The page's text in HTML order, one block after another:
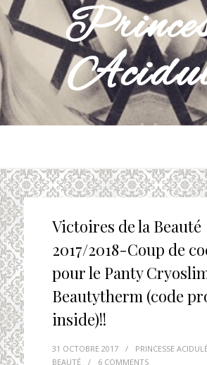
Victoires de la Beauté
2017/2018-Coup de
pour le Panty
Beautytherm (code
inside)!!
31 OCTOBRE 2017 / PRINCESSE
BEAUTÉ
/ 6 COMMENTS